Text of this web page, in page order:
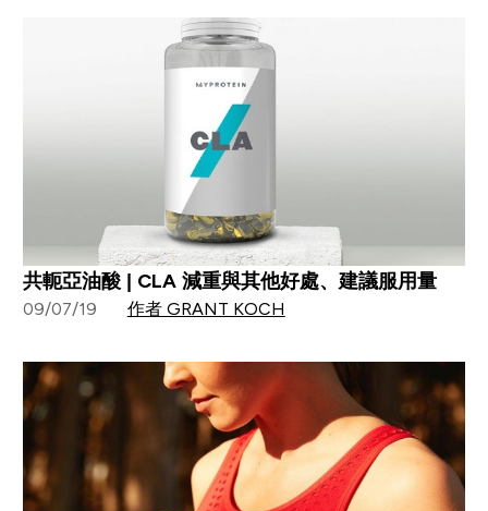
共軛亞油酸 | CLA 減重與其他好處、建議服用量
09/07/19 作者 GRANT KOCH